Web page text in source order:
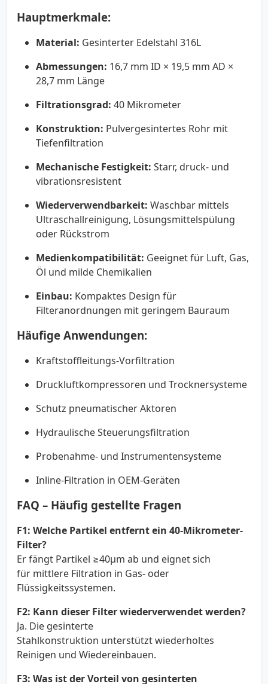
Hauptmerkmale:
Material: Gesinterter Edelstahl 316L
Abmessungen: 16,7 mm ID × 19,5 mm AD ×
28,7 mm Länge
Filtrationsgrad: 40 Mikrometer
Konstruktion: Pulvergesintertes Rohr mit
Tiefenfiltration
Mechanische Festigkeit: Starr, druck- und
vibrationsresistent
Wiederverwendbarkeit: Waschbar mittels
Ultraschallreinigung, Lösungsmittelspülung
oder Rückstrom
Medienkompatibilität: Geeignet für Luft, Gas,
Öl und milde Chemikalien
Einbau: Kompaktes Design für
Filteranordnungen mit geringem Bauraum
Häufige Anwendungen:
Kraftstoffleitungs-Vorfiltration
Druckluftkompressoren und Trocknersysteme
Schutz pneumatischer Aktoren
Hydraulische Steuerungsfiltration
Probenahme- und Instrumentensysteme
Inline-Filtration in OEM-Geräten
FAQ – Häufig gestellte Fragen
F1: Welche Partikel entfernt ein 40-Mikrometer-
Filter?
Er fängt Partikel ≥40µm ab und eignet sich
für mittlere Filtration in Gas- oder
Flüssigkeitssystemen.
F2: Kann dieser Filter wiederverwendet werden?
Ja. Die gesinterte
Stahlkonstruktion unterstützt wiederholtes
Reinigen und Wiedereinbauen.
F3: Was ist der Vorteil von gesinterten